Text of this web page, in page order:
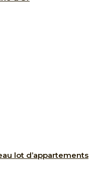
lot d’appartements